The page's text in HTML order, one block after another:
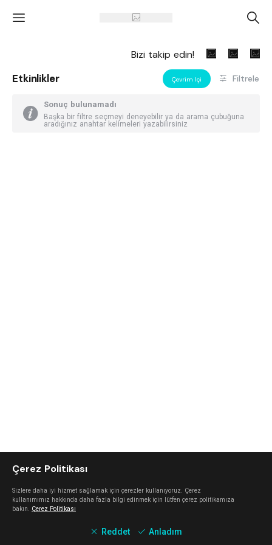
' A
Bizi takip edin!
Etkinlikler Çevrim Içi Filtrele
Sonuç bulunamadı
Başka bir filtre seçmeyi deneyebilir ya da arama çubuğuna
aradığınız anahtar kelimeleri yazabilirsiniz
Çerez Politikası
Sizlere daha iyi hizmet sağlamak için çerezler kullanıyoruz. Çerez
kullanımımız hakkında daha fazla bilgi edinmek için lütfen çerez politikamıza
bakın. Çerez Politikası
Reddet Anladım